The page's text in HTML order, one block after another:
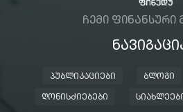
ᲩᲔᲛᲘ ᲤᲘᲜᲐᲜᲡᲣᲠᲘ
ᲞᲣᲑᲚᲘᲙᲐᲪᲘᲔᲑᲘ ᲑᲚᲝᲒᲘ
ᲦᲝᲜᲘᲡᲫᲘᲔᲑᲔᲑᲘ